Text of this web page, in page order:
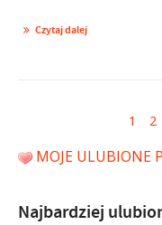
Czytaj dalej
1 2
MOJE ULUBIONE
Najbardziej